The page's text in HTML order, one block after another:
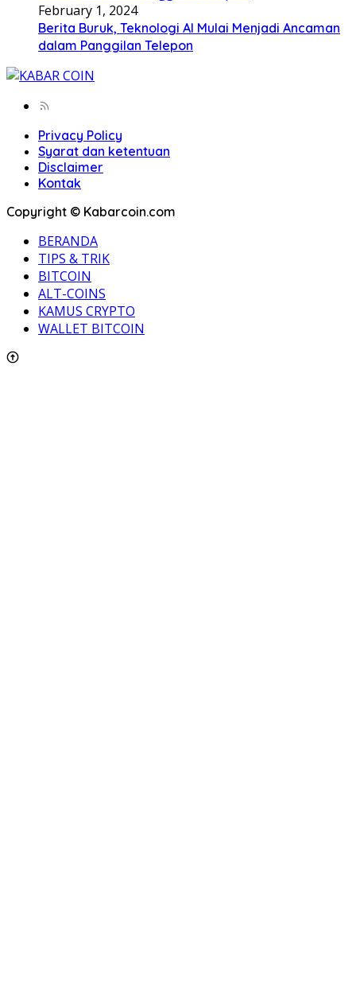
February 1, 2024
Berita Buruk, Teknologi AI Mulai Menjadi Ancaman
dalam Panggilan Telepon
Privacy Policy
Syarat dan ketentuan
Disclaimer
Kontak
Copyright © Kabarcoin.com
BERANDA
TIPS & TRIK
BITCOIN
ALT-COINS
KAMUS CRYPTO
WALLET BITCOIN